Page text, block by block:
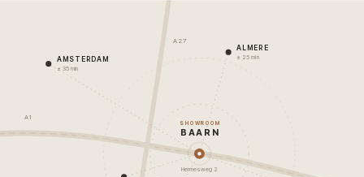
A1
A27
AMSTERDAM
± 35 min
ALMERE
± 25 min
SHOWROOM
BAARN
Hermesweg 2